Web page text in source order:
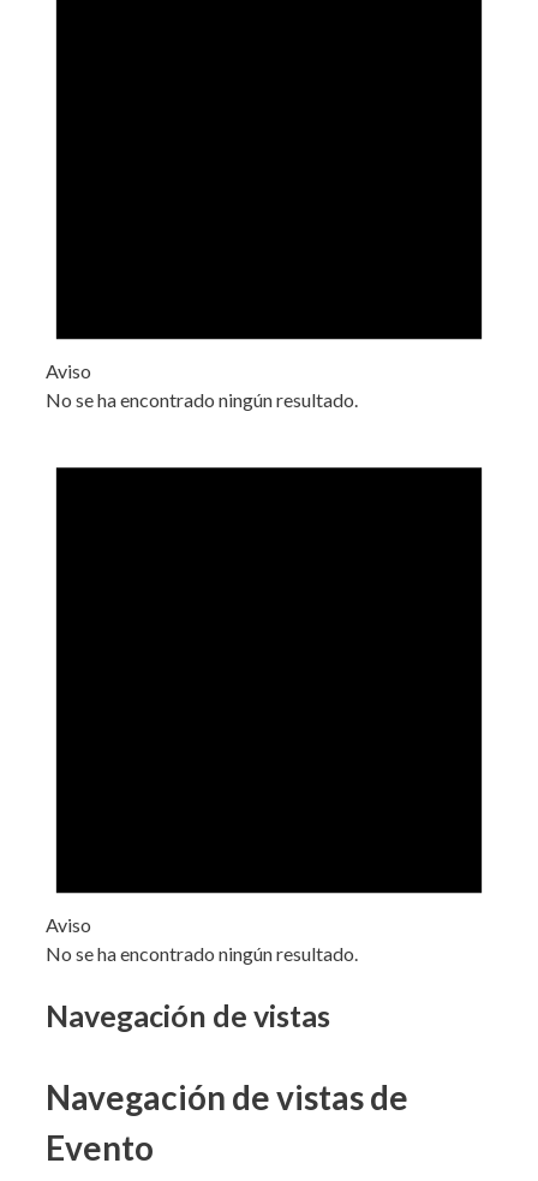
Aviso
No se ha encontrado ningún resultado.
Aviso
No se ha encontrado ningún resultado.
Navegación de vistas
Navegación de vistas de
Evento